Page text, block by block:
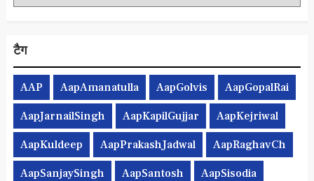
टैग
AAP AapAmanatulla AapGolvis AapGopalRai
AapJarnailSingh AapKapilGujjar AapKejriwal
AapKuldeep AapPrakashJadwal AapRaghavCh
AapSanjaySingh AapSantosh AapSisodia